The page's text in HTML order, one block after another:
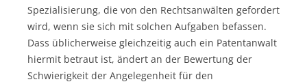
Spezialisierung, die von den Rechtsanwälten gefordert
wird, wenn sie sich mit solchen Aufgaben befassen.
Dass üblicherweise gleichzeitig auch ein Patentanwalt
hiermit betraut ist, ändert an der Bewertung der
Schwierigkeit der Angelegenheit für den